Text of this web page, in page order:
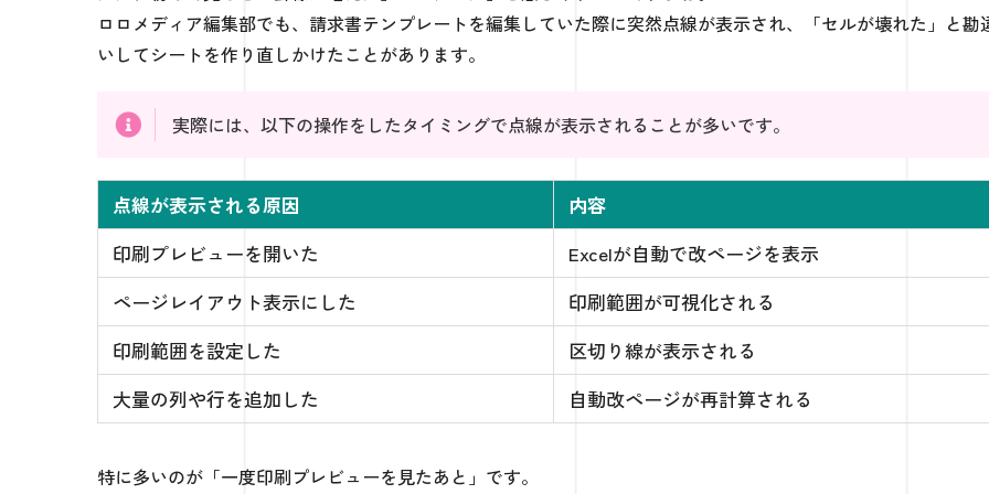
ロロメディア編集部でも、請求書テンプレートを編集していた際に突然点線が表示され、「セルが壊れた」と勘
いしてシートを作り直しかけたことがあります。
実際には、以下の操作をしたタイミングで点線が表示されることが多いです。
点線が表示される原因
内容
印刷プレビューを開いた
Excelが自動で改ページを表示
ページレイアウト表示にした
印刷範囲が可視化される
印刷範囲を設定した
区切り線が表示される
大量の列や行を追加した
自動改ページが再計算される
特に多いのが「一度印刷プレビューを見たあと」です。